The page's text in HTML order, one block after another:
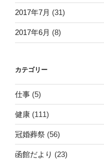
2017年7月 (31)
2017年6月 (8)
カテゴリー
仕事 (5)
健康 (111)
冠婚葬祭 (56)
函館だより (23)